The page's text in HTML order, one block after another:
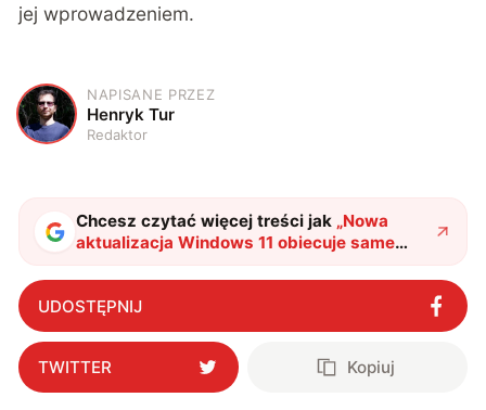
jej wprowadzeniem.
H
NAPISANE PRZEZ
Henryk Tur
Redaktor
Chcesz czytać więcej treści jak „Nowa
aktualizacja Windows 11 obiecuje same
poprawki. Co kokretnie ulepszy?"?
UDOSTĘPNIJ
TWITTER Kopiuj